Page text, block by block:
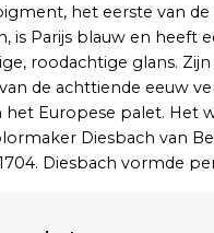
het eerste van
is Parijs blauw en heeft
roodachtige glans.
de achttiende eeuw
het Europese palet. Het
Diesbach van
Diesbach vormde